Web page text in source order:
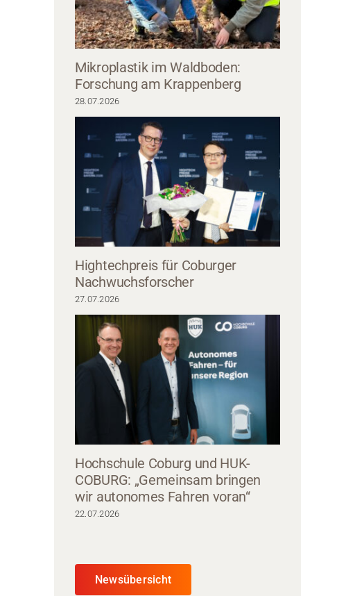
Kronach feiert den LCC – Impressionen der Jubiläumsveranstaltung. Fotos: Frank
Mikroplastik im Waldboden:
Forschung am Krappenberg
28.07.2026
Hightechpreis für Coburger
Nachwuchsforscher
27.07.2026
Hochschule Coburg und HUK-
COBURG: „Gemeinsam bringen
wir autonomes Fahren voran“
22.07.2026
Newsübersicht